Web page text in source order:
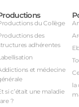
du Collège
des
adhérentes
et médecine
si c’était une maladie
?
la